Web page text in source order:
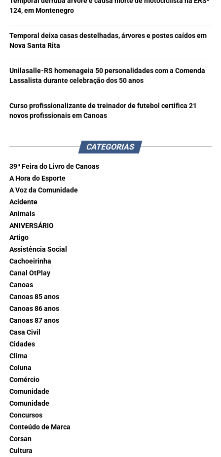
124, em Montenegro
Temporal deixa casas destelhadas, árvores e postes caídos em
Nova Santa Rita
Unilasalle-RS homenageia 50 personalidades com a Comenda
Lassalista durante celebração dos 50 anos
Curso profissionalizante de treinador de futebol certifica 21
novos profissionais em Canoas
CATEGORIAS
39ª Feira do Livro de Canoas
A Hora do Esporte
A Voz da Comunidade
Acidente
Animais
ANIVERSÁRIO
Artigo
Assistência Social
Cachoeirinha
Canal OtPlay
Canoas
Canoas 85 anos
Canoas 86 anos
Canoas 87 anos
Casa Civil
Cidades
Clima
Coluna
Comércio
Comunidade
Comunidade
Concursos
Conteúdo de Marca
Corsan
Cultura